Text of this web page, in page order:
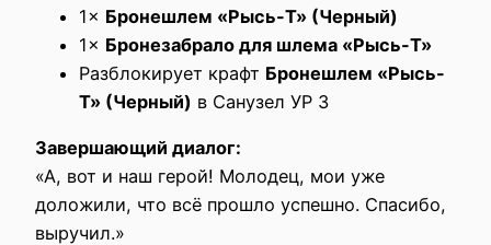
1× Бронешлем «Рысь-Т» (Черный)
1× Бронезабрало для шлема «Рысь-Т»
Разблокирует крафт Бронешлем «Рысь-
Т» (Черный) в Санузел УР 3
Завершающий диалог:
«А, вот и наш герой! Молодец, мои уже
доложили, что всё прошло успешно. Спасибо,
выручил.»